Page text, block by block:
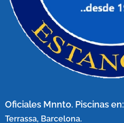
Oficiales Mnnto. Piscinas en:
Terrassa, Barcelona.